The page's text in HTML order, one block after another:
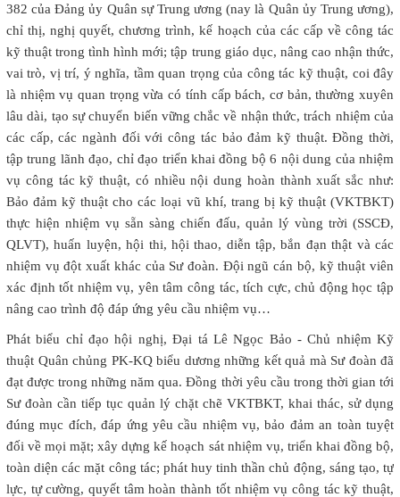
382 của Đảng ủy Quân sự Trung ương (nay là Quân ủy Trung ương),
chỉ thị, nghị quyết, chương trình, kế hoạch của các cấp về công tác
kỹ thuật trong tình hình mới; tập trung giáo dục, nâng cao nhận thức,
vai trò, vị trí, ý nghĩa, tầm quan trọng của công tác kỹ thuật, coi đây
là nhiệm vụ quan trọng vừa có tính cấp bách, cơ bản, thường xuyên
lâu dài, tạo sự chuyển biến vững chắc về nhận thức, trách nhiệm của
các cấp, các ngành đối với công tác bảo đảm kỹ thuật. Đồng thời,
tập trung lãnh đạo, chỉ đạo triển khai đồng bộ 6 nội dung của nhiệm
vụ công tác kỹ thuật, có nhiều nội dung hoàn thành xuất sắc như:
Bảo đảm kỹ thuật cho các loại vũ khí, trang bị kỹ thuật (VKTBKT)
thực hiện nhiệm vụ sẵn sàng chiến đấu, quản lý vùng trời (SSCĐ,
QLVT), huấn luyện, hội thi, hội thao, diễn tập, bắn đạn thật và các
nhiệm vụ đột xuất khác của Sư đoàn. Đội ngũ cán bộ, kỹ thuật viên
xác định tốt nhiệm vụ, yên tâm công tác, tích cực, chủ động học tập
nâng cao trình độ đáp ứng yêu cầu nhiệm vụ…
Phát biểu chỉ đạo hội nghị, Đại tá Lê Ngọc Bảo - Chủ nhiệm Kỹ
thuật Quân chủng PK-KQ biểu dương những kết quả mà Sư đoàn đã
đạt được trong những năm qua. Đồng thời yêu cầu trong thời gian tới
Sư đoàn cần tiếp tục quản lý chặt chẽ VKTBKT, khai thác, sử dụng
đúng mục đích, đáp ứng yêu cầu nhiệm vụ, bảo đảm an toàn tuyệt
đối về mọi mặt; xây dựng kế hoạch sát nhiệm vụ, triển khai đồng bộ,
toàn diện các mặt công tác; phát huy tinh thần chủ động, sáng tạo, tự
lực, tự cường, quyết tâm hoàn thành tốt nhiệm vụ công tác kỹ thuật,